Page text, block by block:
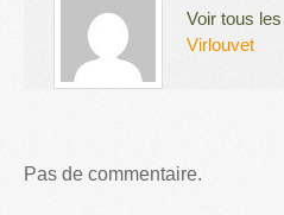
Voir tous
Virlouvet
Pas de commentaire.